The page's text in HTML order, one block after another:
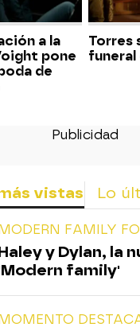
a la
pone
de
Torres
funeral
vistas Lo
FAMILY
y Dylan, la
family'